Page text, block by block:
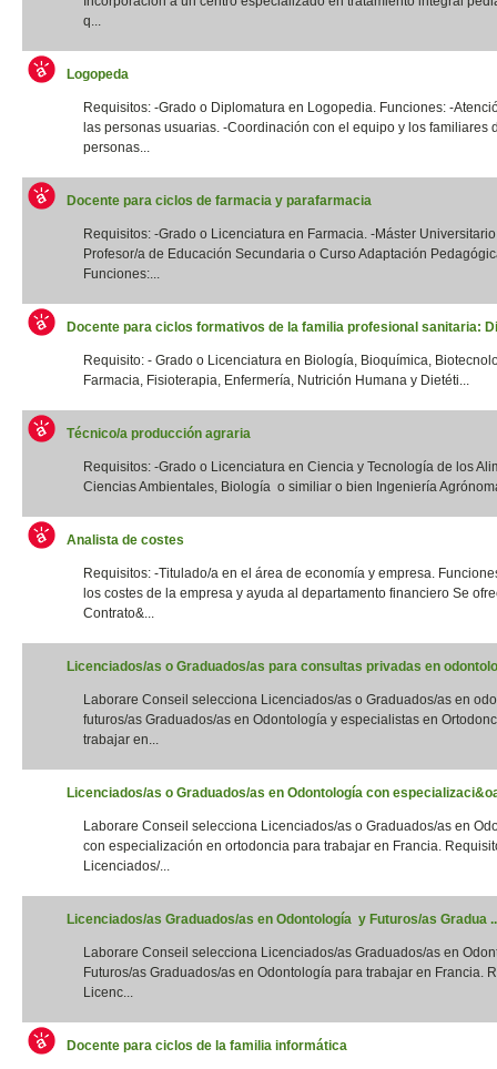
q...
Logopeda
Requisitos: -Grado o Diplomatura en Logopedia. Funciones: -
las personas usuarias. -Coordinación con el equipo y los familiares
personas...
Docente para ciclos de farmacia y parafarmacia
Requisitos: -Grado o Licenciatura en Farmacia. -Máster
Profesor/a de Educación Secundaria o Curso Adaptación
Funciones:...
Docente para ciclos formativos de la familia profesional sanitaria:
Requisito: - Grado o Licenciatura en Biología, Bioquímica,
Farmacia, Fisioterapia, Enfermería, Nutrición Humana y Dietéti...
Técnico/a producción agraria
Requisitos: -Grado o Licenciatura en Ciencia y Tecnología de los
Ciencias Ambientales, Biología o similiar o bien Ingeniería
Analista de costes
Requisitos: -Titulado/a en el área de economía y empresa.
los costes de la empresa y ayuda al departamento financiero Se
Contrato&...
Licenciados/as o Graduados/as para consultas privadas en
Laborare Conseil selecciona Licenciados/as o Graduados/as en
futuros/as Graduados/as en Odontología y especialistas en
trabajar en...
Licenciados/as o Graduados/as en Odontología con
Laborare Conseil selecciona Licenciados/as o Graduados/as en
con especialización en ortodoncia para trabajar en Francia.
Licenciados/...
Licenciados/as Graduados/as en Odontología y Futuros/as Gradua
Laborare Conseil selecciona Licenciados/as Graduados/as en
Futuros/as Graduados/as en Odontología para trabajar en Francia.
Licenc...
Docente para ciclos de la familia informática